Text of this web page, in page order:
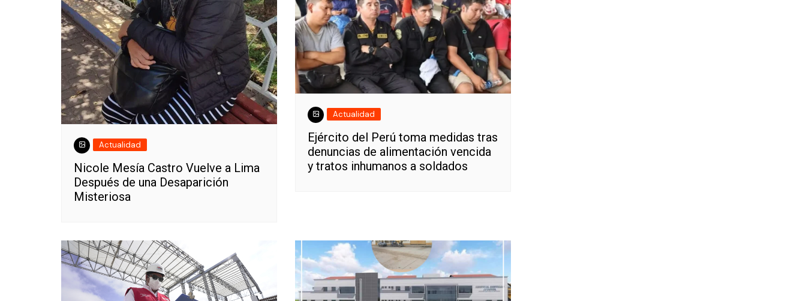
Actualidad
Nicole Mesía Castro Vuelve a Lima
Después de una Desaparición
Misteriosa
Actualidad
Ejército del Perú toma medidas tras
denuncias de alimentación vencida
y tratos inhumanos a soldados